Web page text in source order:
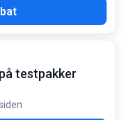
testpakker